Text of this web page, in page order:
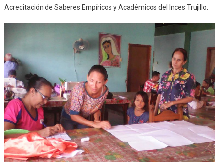
Acreditación de Saberes Empíricos y Académicos del Inces Trujillo.